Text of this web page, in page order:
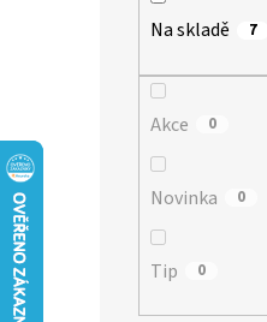
Na skladě 7
Akce 0
Novinka 0
Tip 0